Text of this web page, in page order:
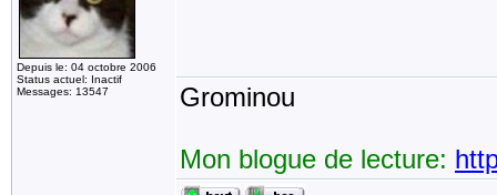
Depuis le: 04 octobre 2006
Status actuel: Inactif
Messages: 13547
Grominou
Mon blogue de lecture: